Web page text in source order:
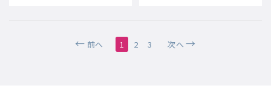
前へ 1 2 3 次へ